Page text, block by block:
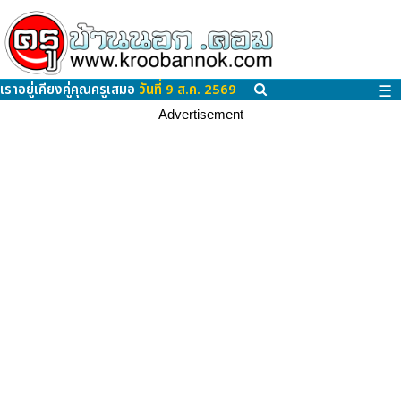
เราอยู่เคียงคู่คุณครูเสมอ วันที่ 9 ส.ค. 2569 ☰
Advertisement